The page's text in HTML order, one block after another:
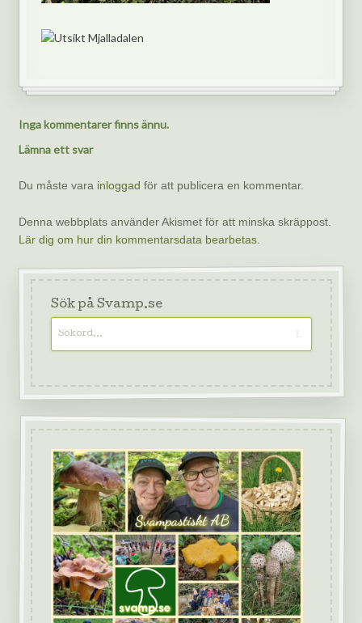
Inga kommentarer finns ännu.
Lämna ett svar
Du måste vara inloggad för att publicera en kommentar.
Denna webbplats använder Akismet för att minska skräppost.
Lär dig om hur din kommentarsdata bearbetas.
Sök på Svamp.se